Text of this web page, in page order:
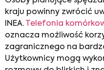
kraju powinny zwrócić
INEA.
Telefonia
oznacza możliwość
zagranicznego na
Użytkownicy mogą